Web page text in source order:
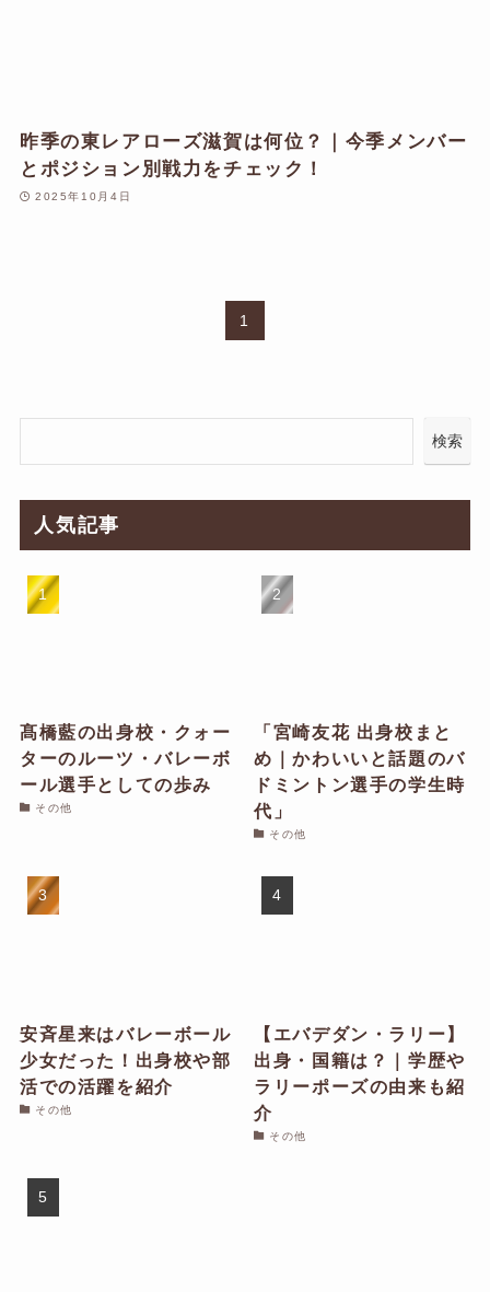
昨季の東レアローズ滋賀は何位？｜今季メンバー
とポジション別戦力をチェック！
2025年10月4日
1
検索
人気記事
髙橋藍の出身校・クォー
ターのルーツ・バレーボ
ール選手としての歩み
その他
「宮崎友花 出身校まと
め｜かわいいと話題のバ
ドミントン選手の学生時
代」
その他
安斉星来はバレーボール
少女だった！出身校や部
活での活躍を紹介
その他
【エバデダン・ラリー】
出身・国籍は？｜学歴や
ラリーポーズの由来も紹
介
その他